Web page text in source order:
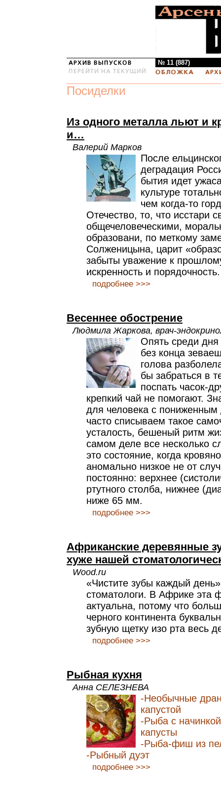
№ 11 (887)
Посиделки
Из одного металла льют и
и…
Валерий Марков
После
деградация
бытия идет
культуре
чем когда-то
Отечество, то, что исстари
общечеловеческими,
образовани, по меткому
Солженицына, царит
забыты уважение к
искренность и порядочность.
подробнее >>>
Весеннее обострение
Людмила Жаркова, врач-
Опять среди дня
без конца
голова
бы забраться в
поспать часок-
крепкий чай не помогают.
для человека с
часто списываем такое
усталость, бешеный ритм
самом деле все несколько
это состояние, когда
аномально низкое не от
постоянно: верхнее
ртутного столба, нижнее
ниже 65 мм.
подробнее >>>
Африканские деревянные
хуже нашей
Wood.ru
«Чистите зубы каждый
стоматологи. В Африке эта
актуальна, потому что
черного континента
зубную щетку изо рта весь
подробнее >>>
Рыбная кухня
Анна СЕЛЕЗНЕВА
-Необычные
капустой
-Рыба с
капусты
-Рыба-фиш из
-Рыбный дуэт
подробнее >>>